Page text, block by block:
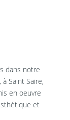
dans notre
Saint Saire,
en oeuvre
et